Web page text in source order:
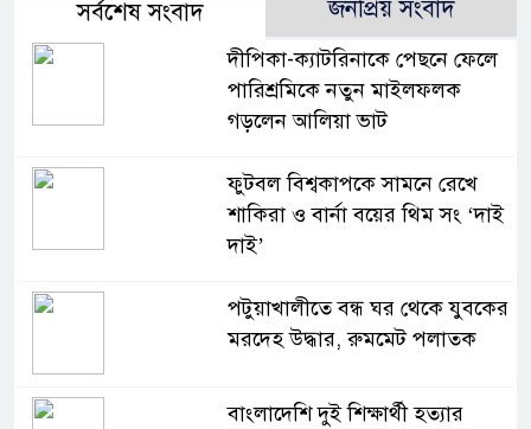
সর্বশেষ সংবাদ জনপ্রিয় সংবাদ
দীপিকা-ক্যাটরিনাকে পেছনে ফেলে
পারিশ্রমিকে নতুন মাইলফলক
গড়লেন আলিয়া ভাট
ফুটবল বিশ্বকাপকে সামনে রেখে
শাকিরা ও বার্না বয়ের থিম সং ‘দাই
দাই’
পটুয়াখালীতে বন্ধ ঘর থেকে যুবকের
মরদেহ উদ্ধার, রুমমেট পলাতক
বাংলাদেশি দুই শিক্ষার্থী হত্যার